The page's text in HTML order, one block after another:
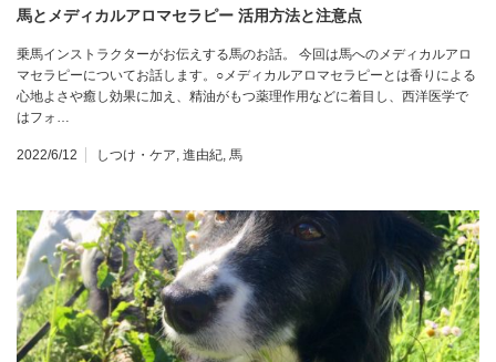
馬とメディカルアロマセラピー 活用方法と注意点
乗馬インストラクターがお伝えする馬のお話。 今回は馬へのメディカルアロ
マセラピーについてお話します。○メディカルアロマセラピーとは香りによる
心地よさや癒し効果に加え、精油がもつ薬理作用などに着目し、西洋医学で
はフォ…
2022/6/12 しつけ・ケア, 進由紀, 馬